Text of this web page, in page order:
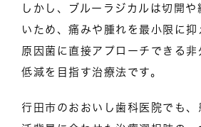
しかし、ブルーラジカルは切開や
いため、痛みや腫れを最小限に抑
原因菌に直接アプローチできる非
低減を目指す治療法です。
行田市のおおいし歯科医院でも、